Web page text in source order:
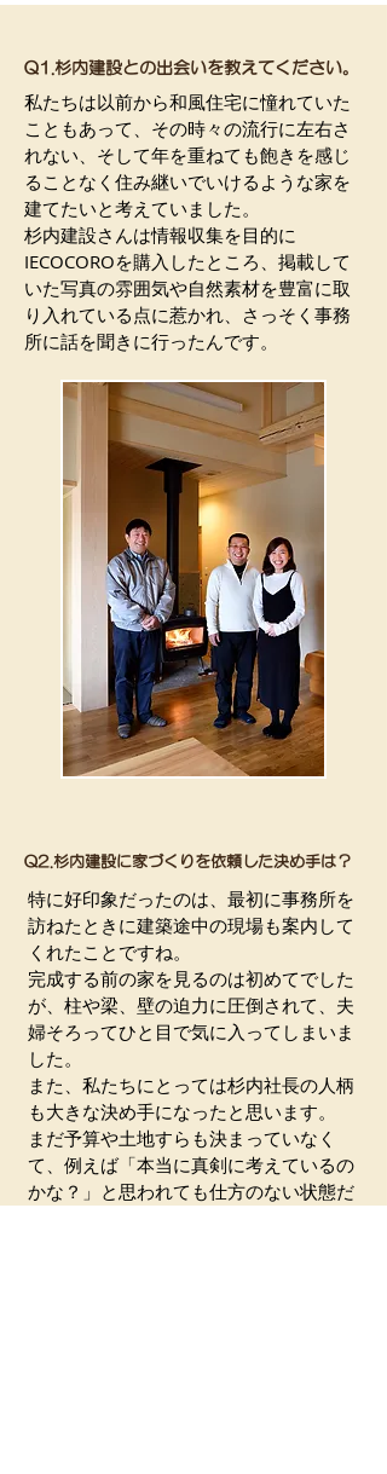
​Q1.杉内建設との出会いを教えてください。
私たちは以前から和風住宅に憧れていた
こともあって、その時々の流行に左右さ
れない、そして年を重ねても飽きを感じ
ることなく住み継いでいけるような家を
建てたいと考えていました。
杉内建設さんは情報収集を目的に
IECOCOROを購入したところ、掲載して
いた写真の雰囲気や自然素材を豊富に取
り入れている点に惹かれ、さっそく事務
所に話を聞きに行ったんです。
Q2.杉内建設に家づくりを依頼した決め手は？
特に好印象だったのは、最初に事務所を
訪ねたときに建築途中の現場も案内して
くれたことですね。
完成する前の家を見るのは初めてでした
が、柱や梁、壁の迫力に圧倒されて、夫
婦そろってひと目で気に入ってしまいま
した。
また、私たちにとっては杉内社長の人柄
も大きな決め手になったと思います。
まだ予算や土地すらも決まっていなく
て、例えば「本当に真剣に考えているの
かな？」と思われても仕方のない状態だ